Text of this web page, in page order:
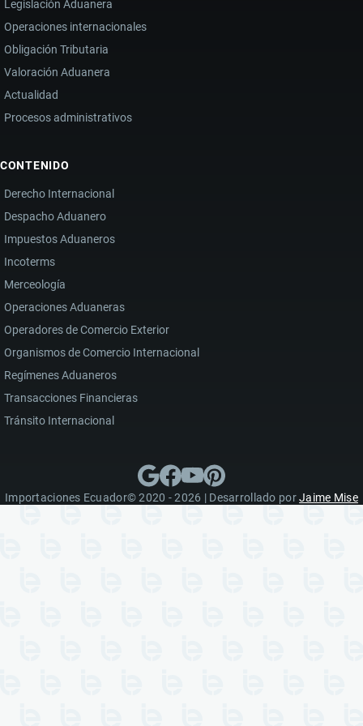
COMERCIO
EXTERIOR
Legislación Aduanera
Operaciones internacionales
Obligación Tributaria
Valoración Aduanera
Actualidad
Procesos administrativos
CONTENIDO
Derecho Internacional
Despacho Aduanero
Impuestos Aduaneros
Incoterms
Merceología
Operaciones Aduaneras
Operadores de Comercio Exterior
Organismos de Comercio Internacional
Regímenes Aduaneros
Transacciones Financieras
Tránsito Internacional
Importaciones Ecuador© 2020 - 2026 | Desarrollado porJaime Mise